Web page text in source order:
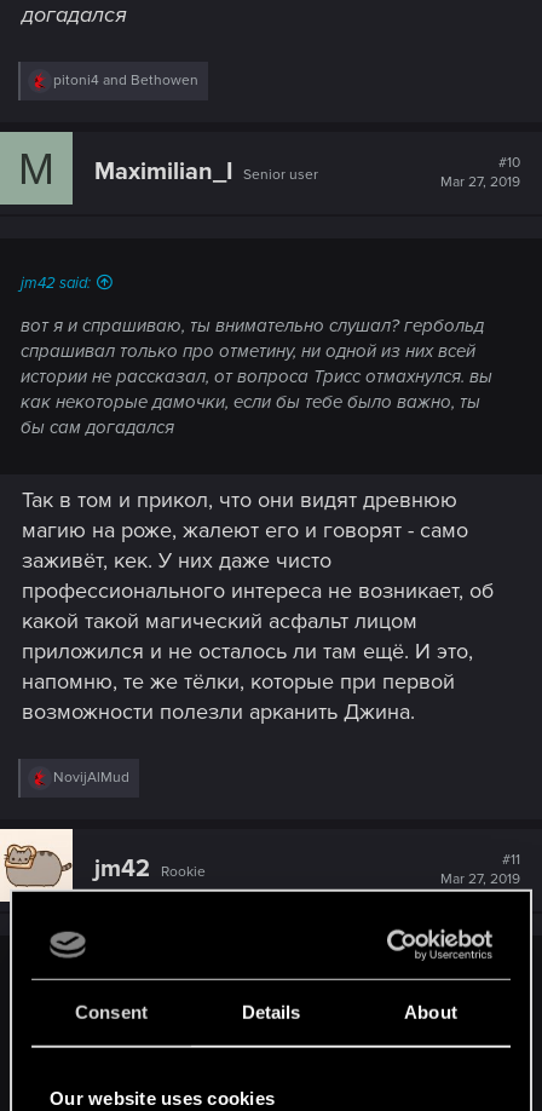
Consent Details About
Our website uses cookies
догадался
R
c
pitoni4 and Bethowen
M Maximilian_I Senior user
#10
Mar 27, 2019
jm42 said:
вот я и спрашиваю, ты внимательно слушал? гербольд
спрашивал только про отметину, ни одной из них всей
истории не рассказал, от вопроса Трисс отмахнулся. вы
как некоторые дамочки, если бы тебе было важно, ты
бы сам догадался
Так в том и прикол, что они видят древнюю
магию на роже, жалеют его и говорят - само
заживёт, кек. У них даже чисто
профессионального интереса не возникает, об
какой такой магический асфальт лицом
приложился и не осталось ли там ещё. И это,
напомню, те же тёлки, которые при первой
возможности полезли арканить Джина.
R
c
t
o
s
:
NovijAlMud
jm42 Rookie
#11
Mar 27, 2019
Maximilian_I said:
Так в том и прикол, что они видят древнюю магию на
роже, жалеют его и говорят - само заживёт, кек. У них
об какой такой магический асфальт лицом приложился